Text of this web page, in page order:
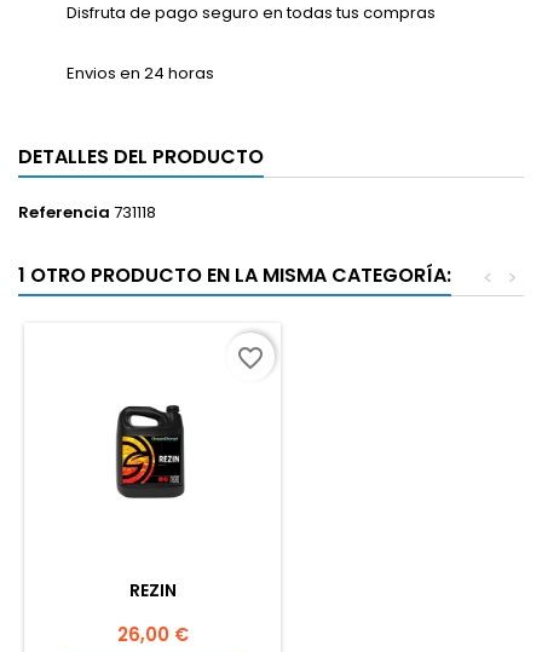
Disfruta de pago seguro en todas tus compras
Envios en 24 horas
DETALLES DEL PRODUCTO
Referencia 731118
1 OTRO PRODUCTO EN LA MISMA CATEGORÍA: >
<
REZIN
Precio
26,00 €
favorite_border